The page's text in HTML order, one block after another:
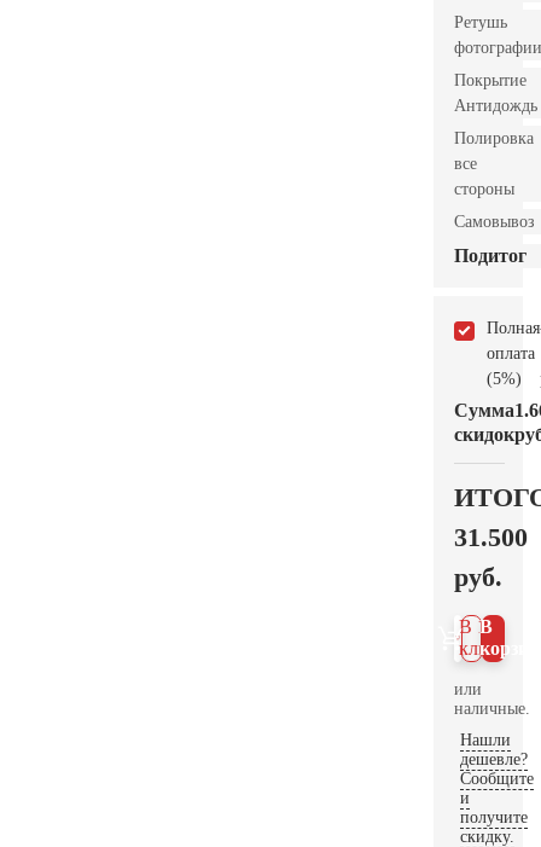
Ретушь
фотографии
Покрытие
Антидождь
Полировка
все
стороны
Самовывоз
Подитог
Полная
оплата
(5%)
Сумма
скидок
31.500
руб.
В
В 1
клик
или
наличные.
Нашли
дешевле?
Сообщите
и
получите
скидку.